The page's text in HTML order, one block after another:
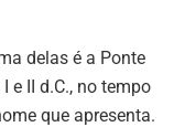
delas é a Ponte
e II d.C., no tempo
que apresenta.